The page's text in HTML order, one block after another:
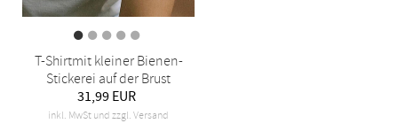
T-Shirtmit kleiner Bienen-
Stickerei auf der Brust
31,99 EUR
inkl. MwSt und zzgl. Versand